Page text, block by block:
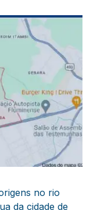
no rio
da cidade de